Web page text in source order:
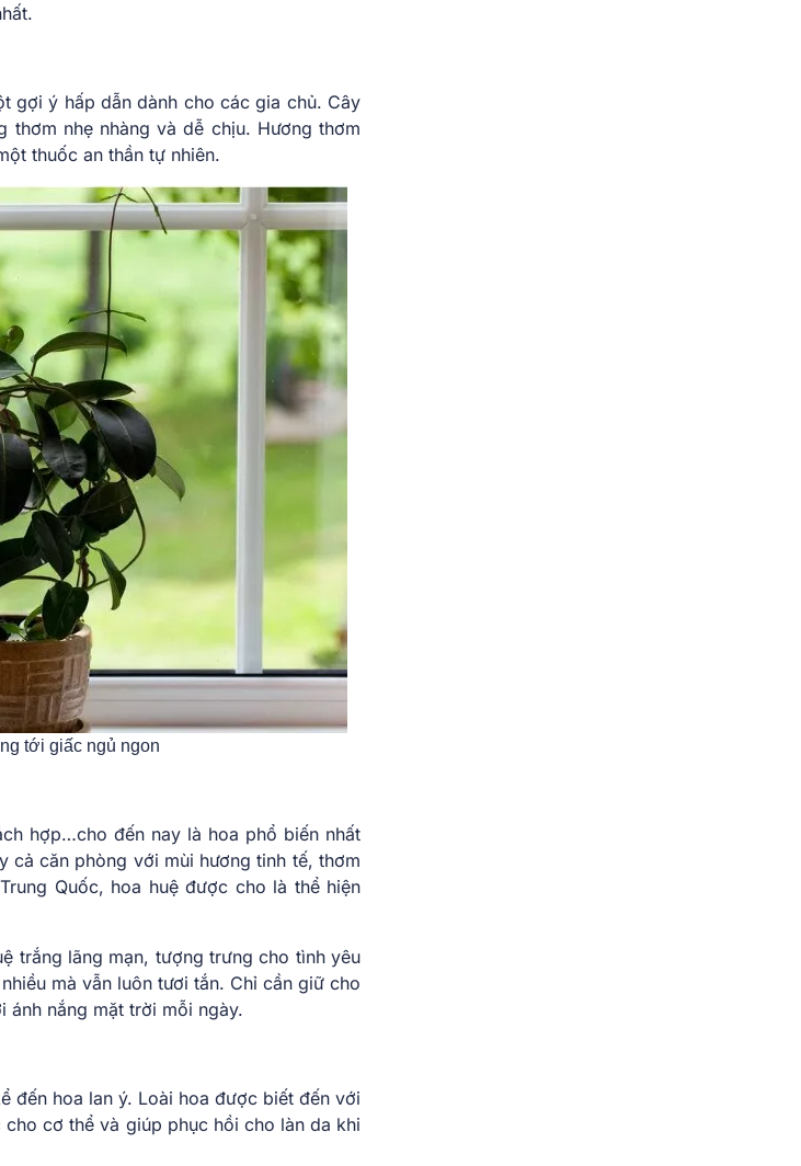
gợi ý hấp dẫn dành cho các gia chủ. Cây
nhẹ nhàng và dễ chịu. Hương thơm
thuốc an thần tự nhiên.
tới giấc ngủ ngon
hợp…cho đến nay là hoa phổ biến nhất
căn phòng với mùi hương tinh tế, thơm
Quốc, hoa huệ được cho là thể hiện
trắng lãng mạn, tượng trưng cho tình yêu
mà vẫn luôn tươi tắn. Chỉ cần giữ cho
nắng mặt trời mỗi ngày.
đến hoa lan ý. Loài hoa được biết đến với
cơ thể và giúp phục hồi cho làn da khi